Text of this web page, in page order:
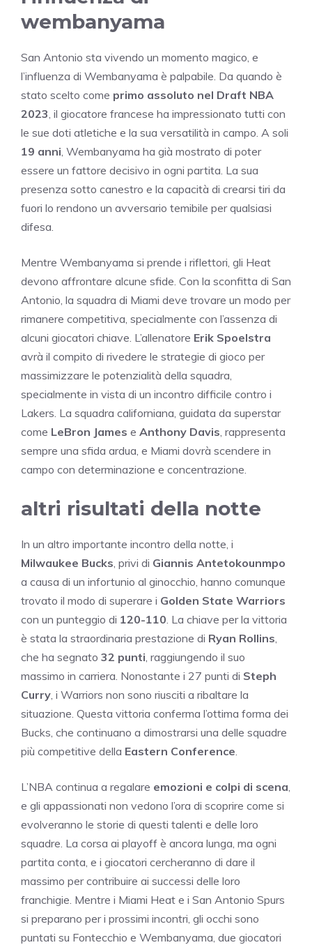
wembanyama
San Antonio sta vivendo un momento magico, e
l’influenza di Wembanyama è palpabile. Da quando è
stato scelto come primo assoluto nel Draft NBA
2023 , il giocatore francese ha impressionato tutti con
le sue doti atletiche e la sua versatilità in campo. A soli
19 anni , Wembanyama ha già mostrato di poter
essere un fattore decisivo in ogni partita. La sua
presenza sotto canestro e la capacità di crearsi tiri da
fuori lo rendono un avversario temibile per qualsiasi
difesa.
Mentre Wembanyama si prende i riflettori, gli Heat
devono affrontare alcune sfide. Con la sconfitta di San
Antonio, la squadra di Miami deve trovare un modo per
rimanere competitiva, specialmente con l’assenza di
alcuni giocatori chiave. L’allenatore Erik Spoelstra
avrà il compito di rivedere le strategie di gioco per
massimizzare le potenzialità della squadra,
specialmente in vista di un incontro difficile contro i
Lakers. La squadra californiana, guidata da superstar
come LeBron James e Anthony Davis , rappresenta
sempre una sfida ardua, e Miami dovrà scendere in
campo con determinazione e concentrazione.
altri risultati della notte
In un altro importante incontro della notte, i
Milwaukee Bucks , privi di Giannis Antetokounmpo
a causa di un infortunio al ginocchio, hanno comunque
trovato il modo di superare i Golden State Warriors
con un punteggio di 120-110 . La chiave per la vittoria
è stata la straordinaria prestazione di Ryan Rollins
che ha segnato 32 punti , raggiungendo il suo
massimo in carriera. Nonostante i 27 punti di Steph
Curry , i Warriors non sono riusciti a ribaltare la
situazione. Questa vittoria conferma l’ottima forma dei
Bucks, che continuano a dimostrarsi una delle squadre
più competitive della Eastern Conference
L’NBA continua a regalare emozioni e colpi di scena
e gli appassionati non vedono l’ora di scoprire come si
evolveranno le storie di questi talenti e delle loro
squadre. La corsa ai playoff è ancora lunga, ma ogni
partita conta, e i giocatori cercheranno di dare il
massimo per contribuire ai successi delle loro
franchigie. Mentre i Miami Heat e i San Antonio Spurs
si preparano per i prossimi incontri, gli occhi sono
puntati su Fontecchio e Wembanyama, due giocatori